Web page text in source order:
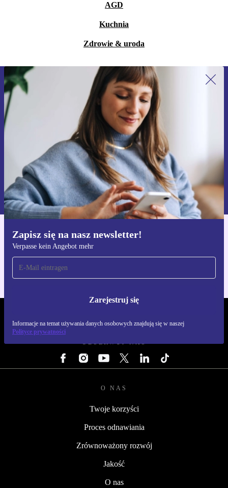
AGD
Kuchnia
Zdrowie & uroda
Zapisz się na nasz newsletter!
Verpasse kein Angebot mehr
Zarejestruj się
Informacje na temat używania danych osobowych znajdują się w naszej
Polityce prywatności
Zapisz się na nasz newsletter!
Nie przegap żadnej oferty.
Zarejestruj się
Informacje na temat używania danych osobowych znajdują się w
naszej
Polityce prywatności
Pobierz aplikację refurbed
Dla iOS i Android
OBSERWUJ NAS
O NAS
Twoje korzyści
Proces odnawiania
Zrównoważony rozwój
Jakość
O nas